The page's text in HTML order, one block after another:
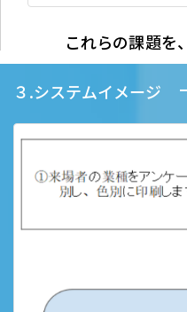
これらの課題を
３.システムイメージ